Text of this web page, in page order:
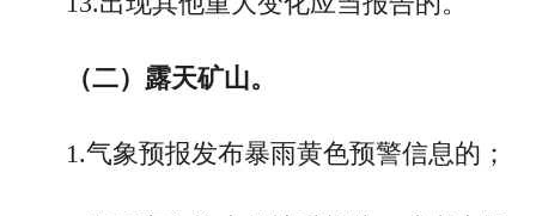
（二）露天矿山。
1.气象预报发布暴雨黄色预警信息的；